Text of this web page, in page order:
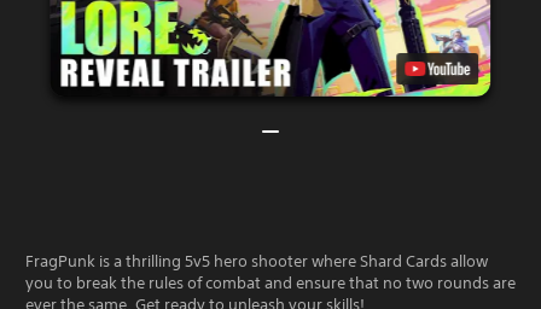
FragPunk is a thrilling 5v5 hero shooter where Shard Cards allow
you to break the rules of combat and ensure that no two rounds are
ever the same. Get ready to unleash your skills!